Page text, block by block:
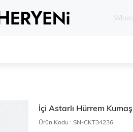
İçi Astarlı Hürrem
Ürün Kodu : SN-CKT34236